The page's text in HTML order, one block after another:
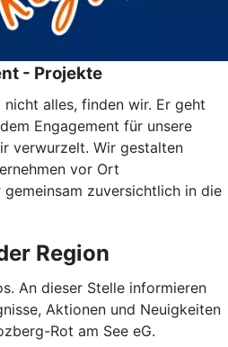
- Projekte
alles, finden wir. Er geht
Engagement für unsere
verwurzelt. Wir gestalten
vor Ort
zuversichtlich in die
Region
An dieser Stelle informieren
Aktionen und Neuigkeiten
Rot am See eG.